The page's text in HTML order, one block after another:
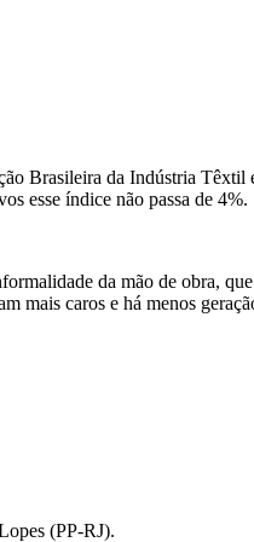
Brasileira da Indústria
esse índice não passa de 4%.
da mão de obra,
mais caros e há menos
(PP-RJ).